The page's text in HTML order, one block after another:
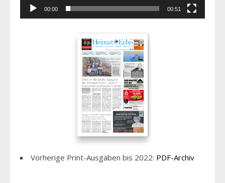
00:00 00:51
Vorherige Print-Ausgaben bis 2022: PDF-Archiv